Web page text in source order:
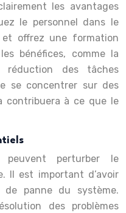
les avantages
le personnel dans le
et offrez une formation
bénéfices, comme la
réduction des tâches
se concentrer sur des
contribuera à ce que le
peuvent perturber le
Il est important d’avoir
panne du système.
des problèmes